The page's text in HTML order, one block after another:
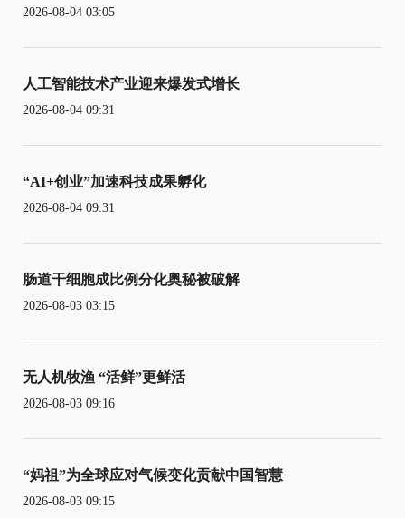
2026-08-04 03:05
人工智能技术产业迎来爆发式增长
2026-08-04 09:31
“AI+创业”加速科技成果孵化
2026-08-04 09:31
肠道干细胞成比例分化奥秘被破解
2026-08-03 03:15
无人机牧渔 “活鲜”更鲜活
2026-08-03 09:16
“妈祖”为全球应对气候变化贡献中国智慧
2026-08-03 09:15